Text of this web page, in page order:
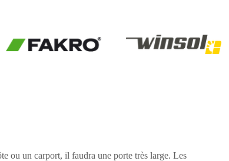
ou un carport, il faudra une porte très large. Les